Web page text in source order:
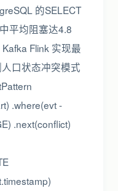
的SELECT
平均阻塞达4.8
Flink 实现最
口状态冲突模式
.where(evt -
.next(conflict)